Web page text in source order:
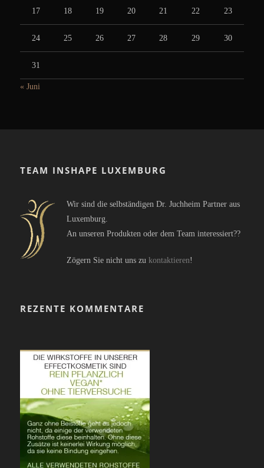
17 18 19 20 21 22 23
24 25 26 27 28 29 30
31
« Juni
TEAM INSHAPE LUXEMBURG
Wir sind die selbständigen Dr. Juchheim Partner aus
Luxemburg.
An unseren Produkten oder dem Team interessiert??
Zögern Sie nicht uns zu kontaktieren!
REZENTE KOMMENTARE